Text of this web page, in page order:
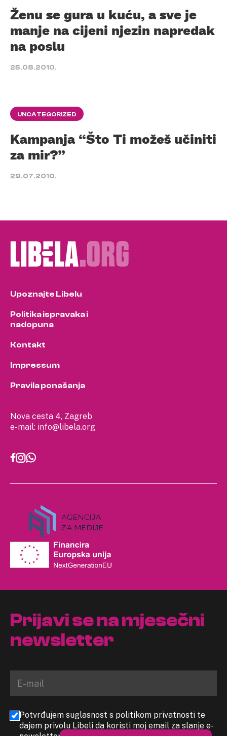
Ženu se gura u kuću, a sve je
manje na cijeni njezin napredak
na poslu
25.08.2010.
UNCATEGORIZED
Kampanja “Što Ti možeš učiniti
za mir?”
29.07.2010.
Nova cesta 4, Zagreb
e-mail: info@libela.org
Upoznajte Libelu
Politika ispravaka i
nadopuna
Kontakt
Impressum
Pravila ponašanja
Prijavi se na mjesečni
newsletter
Potvrđujem suglasnost s politikom privatnosti te
dajem privolu Libeli da koristi moj email za slanje e-